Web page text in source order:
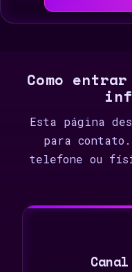
Como
Esta página
para
telefone ou